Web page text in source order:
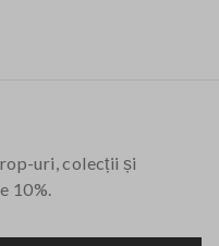
uri, colecții și
10%.